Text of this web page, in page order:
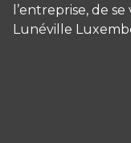
l’entreprise, de
Lunéville